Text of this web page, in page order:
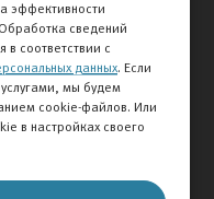
33-66
эффективности
сведений
в соответствии с
данных. Если
мы будем
cookie-файлов. Или
в настройках своего